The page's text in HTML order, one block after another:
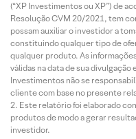
(“XP Investimentos ou XP”) de
Resolução CVM 20/2021, tem
possam auxiliar o investidor a
constituindo qualquer tipo de
qualquer produto. As
válidas na data de sua
Investimentos não se
cliente com base no presente
Este relatório foi elaborado
produtos de modo a gerar
investidor.